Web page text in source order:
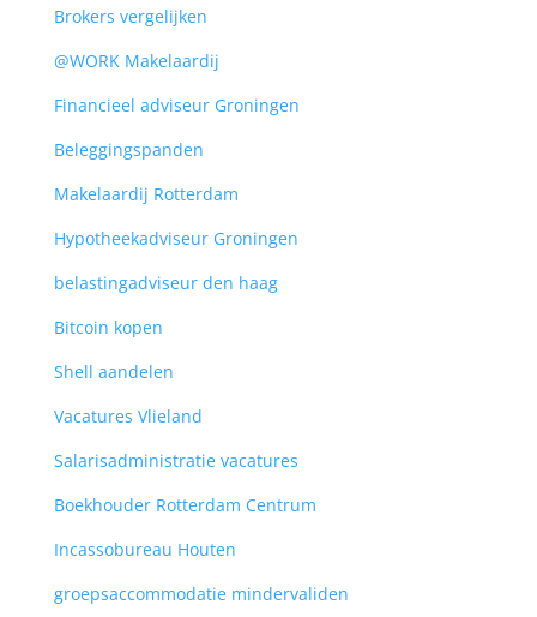
Brokers vergelijken
@WORK Makelaardij
Financieel adviseur Groningen
Beleggingspanden
Makelaardij Rotterdam
Hypotheekadviseur Groningen
belastingadviseur den haag
Bitcoin kopen
Shell aandelen
Vacatures Vlieland
Salarisadministratie vacatures
Boekhouder Rotterdam Centrum
Incassobureau Houten
groepsaccommodatie mindervaliden